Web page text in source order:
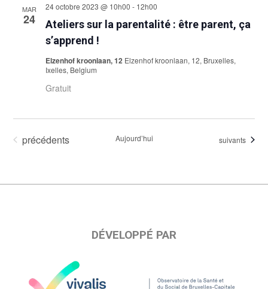
MAR
24
Ateliers sur la parentalité : être parent, ça
s’apprend !
24 octobre 2023 @ 10h00 - 12h00
Elzenhof kroonlaan, 12 Elzenhof kroonlaan, 12, Bruxelles,
Ixelles, Belgium
Gratuit
Évènements
précédents Aujourd’hui Évènements
suivants
DÉVELOPPÉ PAR